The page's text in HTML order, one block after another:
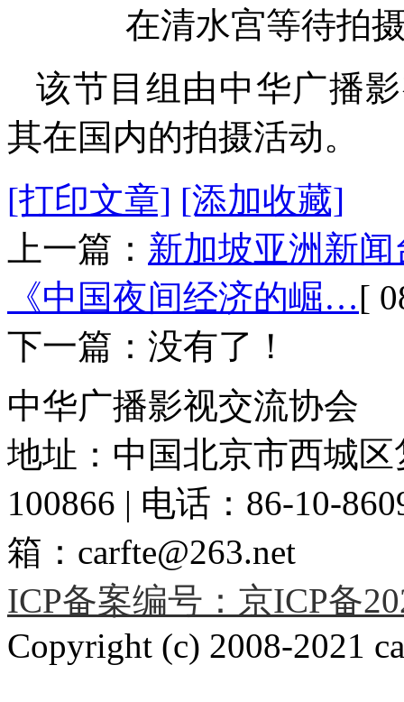
在清水宫等待拍
该节目组由中华广播
其在国内的拍摄活动。
[打印文章] [添加收藏]
上一篇： 新加坡亚洲新
《中国夜间经济的崛…[
下一篇：没有了！
中华广播影视交流协会
地址：中国北京市西城
100866 | 电话：86-10-
箱：carfte@263.net
ICP备案编号：京ICP备
Copyright (c) 2008-2021